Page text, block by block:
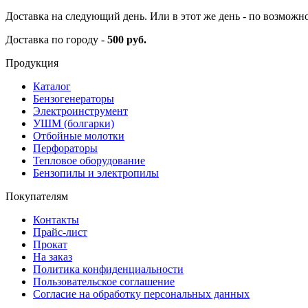
Доставка на следующий день. Или в этот же день - по
Доставка по городу - 500 руб.
Продукция
Каталог
Бензогенераторы
Электроинструмент
УШМ (болгарки)
Отбойные молотки
Перфораторы
Тепловое оборудование
Бензопилы и электропилы
Покупателям
Контакты
Прайс-лист
Прокат
На заказ
Политика конфиденциальности
Пользовательское соглашение
Согласие на обработку персональных данных